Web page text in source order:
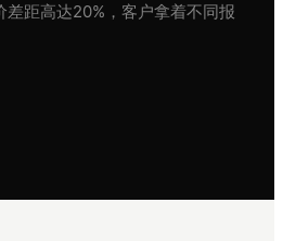
差距高达20%，客户拿着不同报